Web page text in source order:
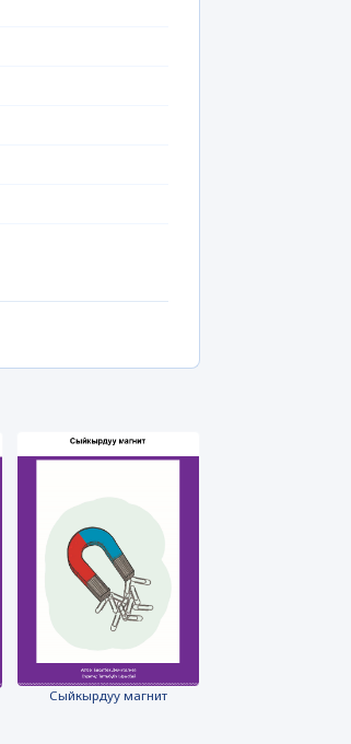
Сыйкырдуу магнит